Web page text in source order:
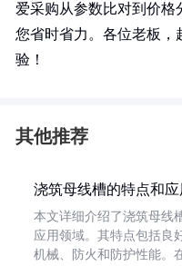
爱采购从参数比对到价格
您省时省力。各位老板，
验！
其他推荐
浇筑母线槽的特点和
本文详细介绍了浇筑母线
应用领域。其特点包括良
机械、防火和防护性能。